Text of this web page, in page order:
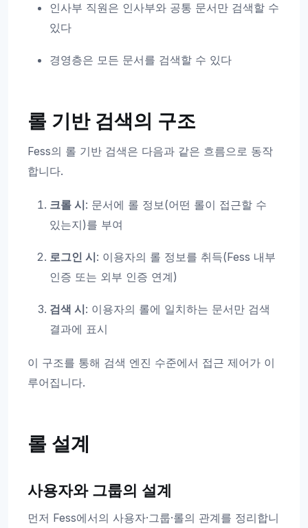
인사부 직원은 인사부와 공통 문서만 검색할 수
있다
경영층은 모든 문서를 검색할 수 있다
롤 기반 검색의 구조
Fess의 롤 기반 검색은 다음과 같은 흐름으로 동작
합니다.
크롤 시: 문서에 롤 정보(어떤 롤이 접근할 수
있는지)를 부여
로그인 시: 이용자의 롤 정보를 취득(Fess 내부
인증 또는 외부 인증 연계)
검색 시: 이용자의 롤에 일치하는 문서만 검색
결과에 표시
이 구조를 통해 검색 엔진 수준에서 접근 제어가 이
루어집니다.
롤 설계
사용자와 그룹의 설계
먼저 Fess에서의 사용자·그룹·롤의 관계를 정리합니